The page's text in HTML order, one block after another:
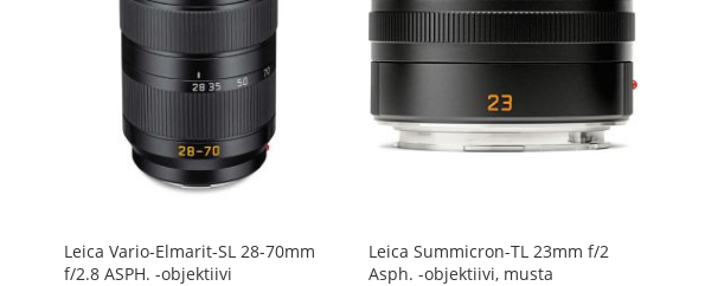
Leica Vario-Elmarit-SL 28-70mm
f/2.8 ASPH. -objektiivi
Leica Summicron-TL 23mm f/2
Asph. -objektiivi, musta